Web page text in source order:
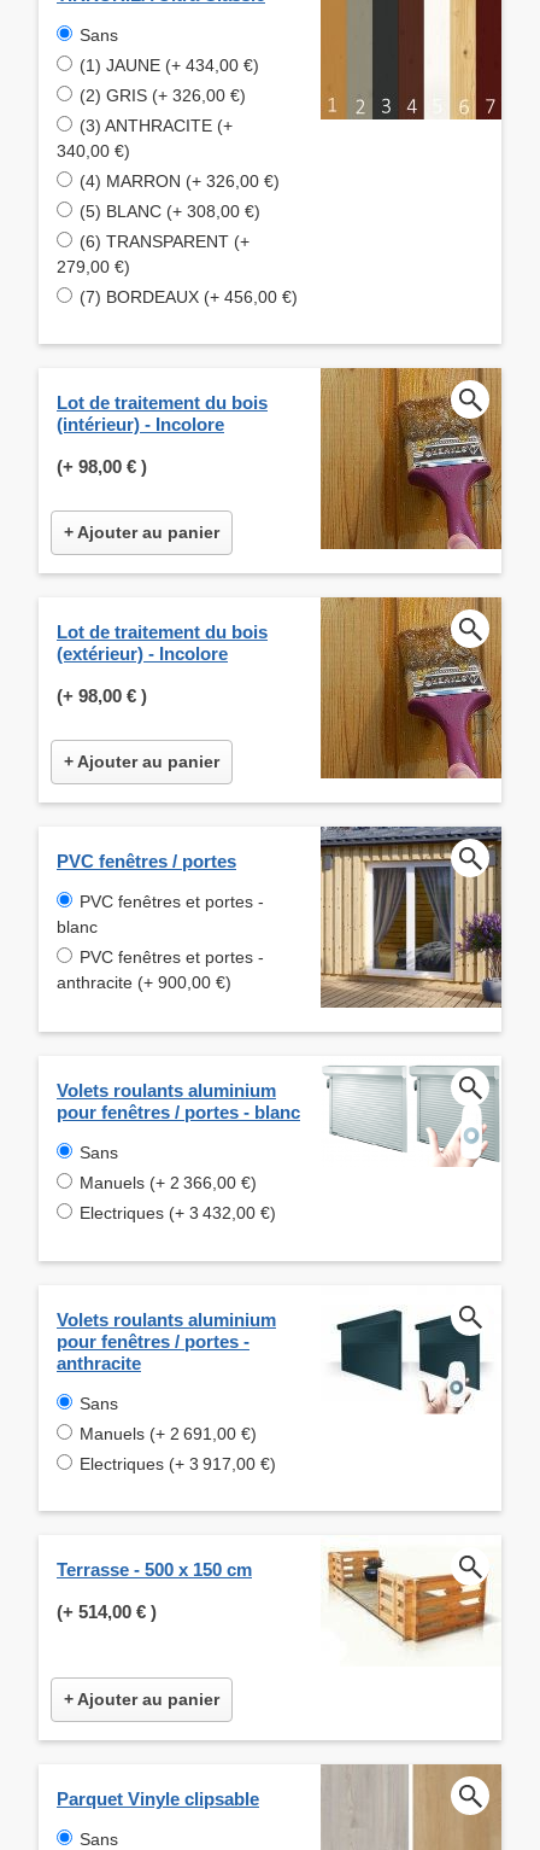
Sans
(1) JAUNE (+ 434,00 €)
(2) GRIS (+ 326,00 €)
(3) ANTHRACITE (+
340,00 €)
(4) MARRON (+ 326,00 €)
(5) BLANC (+ 308,00 €)
(6) TRANSPARENT (+
279,00 €)
(7) BORDEAUX (+ 456,00 €)
Lot de traitement du bois
(intérieur) - Incolore
(+ 98,00 € )
+ Ajouter au panier
Lot de traitement du bois
(extérieur) - Incolore
(+ 98,00 € )
+ Ajouter au panier
PVC fenêtres / portes
PVC fenêtres et portes -
blanc
PVC fenêtres et portes -
anthracite (+ 900,00 €)
Volets roulants aluminium
pour fenêtres / portes - blanc
Sans
Manuels (+ 2 366,00 €)
Electriques (+ 3 432,00 €)
Volets roulants aluminium
pour fenêtres / portes -
anthracite
Sans
Manuels (+ 2 691,00 €)
Electriques (+ 3 917,00 €)
Terrasse - 500 x 150 cm
(+ 514,00 € )
+ Ajouter au panier
Parquet Vinyle clipsable
Sans